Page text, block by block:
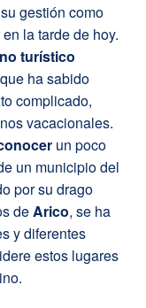
gestión como
la tarde de hoy.
turístico
que ha sabido
complicado,
vacacionales.
un poco
un municipio del
por su drago
deArico, se ha
y diferentes
estos lugares